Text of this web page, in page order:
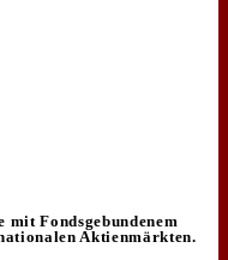
Fondsgebundenem
Aktienmärkten.